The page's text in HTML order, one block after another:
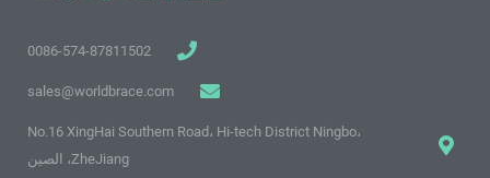
0086-574-87811502
sales@worldbrace.com
No.16 XingHai Southern Road، Hi-tech District Ningbo،
ZheJiang، الصين